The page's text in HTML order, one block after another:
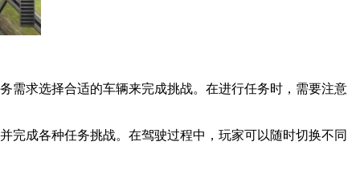
需求选择合适的车辆来完成挑战。在进行任务时，需要注意
完成各种任务挑战。在驾驶过程中，玩家可以随时切换不同